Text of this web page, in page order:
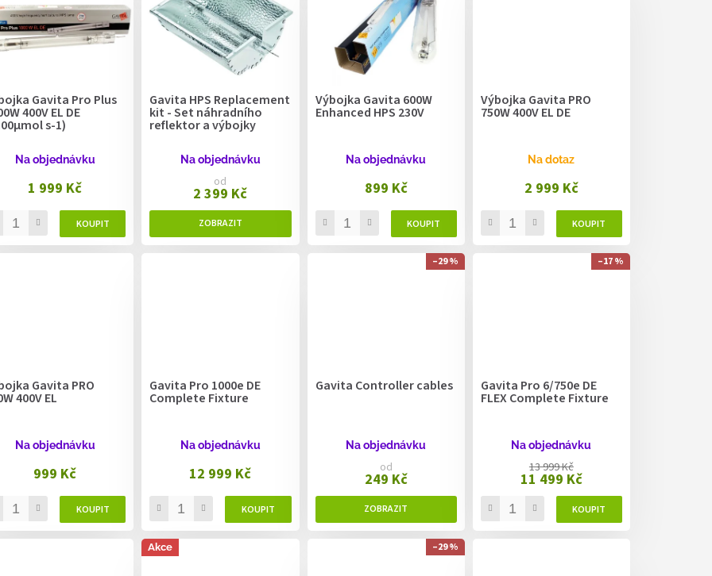
Gavita Pro Plus
400V EL DE
s-1)
Na objednávku
1 999 Kč
Gavita HPS Replacement
kit - Set náhradního
reflektor a výbojky
Na objednávku
od
2 399 Kč
Výbojka Gavita 600W
Enhanced HPS 230V
Na objednávku
899 Kč
Výbojka Gavita PRO
750W 400V EL DE
Na dotaz
2 999 Kč
Gavita PRO
400V EL
Na objednávku
999 Kč
Gavita Pro 1000e DE
Complete Fixture
Na objednávku
12 999 Kč
–29 %
Gavita Controller cables
Na objednávku
od
249 Kč
–17 %
Gavita Pro 6/750e DE
FLEX Complete Fixture
Na objednávku
11 499 Kč
13 999 Kč
Akce –29 %